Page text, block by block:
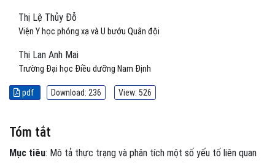
Thị Lệ Thủy Đỗ
Viện Y học phóng xạ và U bướu Quân đội
Thị Lan Anh Mai
Trường Đại học Điều dưỡng Nam Định
pdf Download: 236 View: 526
Tóm tắt
Mục tiêu: Mô tả thực trạng và phân tích một số yếu tố liên quan